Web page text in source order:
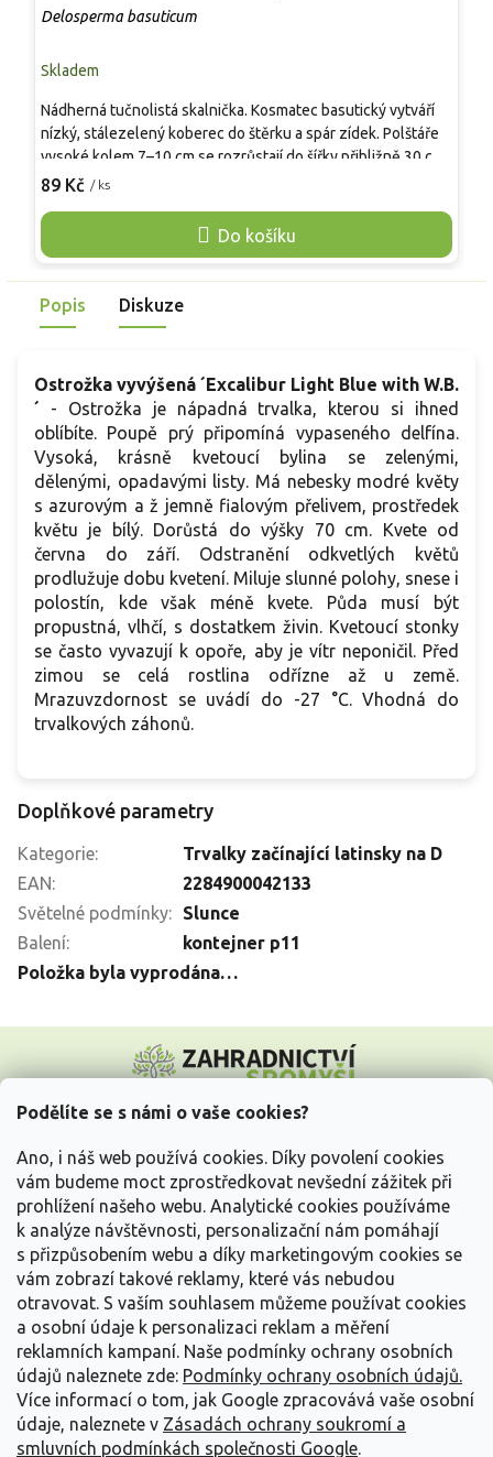
Podělíte se s námi o vaše cookies?
Ano, i náš web používá cookies. Díky povolení cookies
vám budeme moct zprostředkovat nevšední zážitek při
prohlížení našeho webu. Analytické cookies používáme
k analýze návštěvnosti, personalizační nám pomáhají
s přizpůsobením webu a díky marketingovým cookies se
vám zobrazí takové reklamy, které vás nebudou
otravovat. S vaším souhlasem můžeme používat cookies
a osobní údaje k personalizaci reklam a měření
reklamních kampaní. Naše podmínky ochrany osobních
údajů naleznete zde: Podmínky ochrany osobních údajů.
Více informací o tom, jak Google zpracovává vaše osobní
údaje, naleznete v Zásadách ochrany soukromí a
smluvních podmínkách společnosti Google.
Delosperma basuticum
Skladem
89 Kč / ks
Do košíku
Nádherná tučnolistá skalnička. Kosmatec basutický vytváří
nízký, stálezelený koberec do štěrku a spár zídek. Polštáře
vysoké kolem 7–10 cm se rozrůstají do šířky přibližně 30 cm
a v létě se pokrývají žlutými květy. Od června do srpna nese
slunci. Vhodný je pro skalky, okraje záhonů i nádoby, kde se
uplatní chudší, kamenitá a dobře propustná zemina. V našich
-22 °C.
Popis Diskuze
Ostrožka vyvýšená ´Excalibur Light Blue with W.B.
´ - Ostrožka je nápadná trvalka, kterou si ihned
oblíbíte. Poupě prý připomíná vypaseného delfína.
Vysoká, krásně kvetoucí bylina se zelenými,
dělenými, opadavými listy. Má nebesky modré květy
s azurovým a ž jemně fialovým přelivem, prostředek
květu je bílý. Dorůstá do výšky 70 cm. Kvete od
června do září. Odstranění odkvetlých květů
prodlužuje dobu kvetení. Miluje slunné polohy, snese i
polostín, kde však méně kvete. Půda musí být
propustná, vlhčí, s dostatkem živin. Kvetoucí stonky
se často vyvazují k opoře, aby je vítr neponičil. Před
zimou se celá rostlina odřízne až u země.
Mrazuvzdornost se uvádí do -27 °C. Vhodná do
trvalkových záhonů.
Doplňkové parametry
Kategorie:
Trvalky začínající latinsky na D
EAN:
2284900042133
Světelné podmínky:
Slunce
Balení:
kontejner p11
Položka byla vyprodána…
p
Vše o nákupu
Informace pro Vás
Kontakujte nás